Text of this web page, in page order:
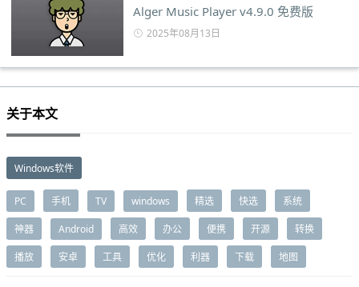
Alger Music Player v4.9.0 免费版
2025年08月13日
关于本文
Windows软件
PC 手机 TV windows 精选 快选 系统
神器 Android 高效 办公 便携 开源 转换
播放 安卓 工具 优化 利器 下载 地图